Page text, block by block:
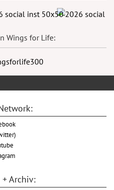
Wings for Life:
Archiv: